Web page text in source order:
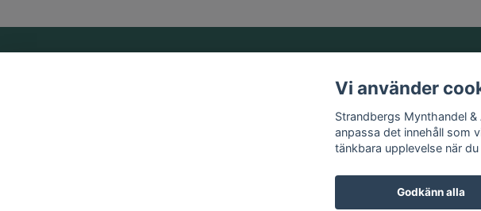
Kontakt
Köpvillkor
Vi använder
Strandbergs Mynthandel
anpassa det innehåll som
tänkbara upplevelse när
Godkänn alla